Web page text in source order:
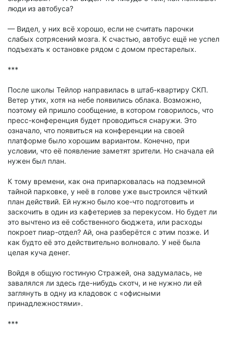
люди из автобуса?
— Видел, у них всё хорошо, если не считать парочки
слабых сотрясений мозга. К счастью, автобус ещё не успел
подъехать к остановке рядом с домом престарелых.
***
После школы Тейлор направилась в штаб-квартиру СКП.
Ветер утих, хотя на небе появились облака. Возможно,
поэтому ей пришло сообщение, в котором говорилось, что
пресс-конференция будет проводиться снаружи. Это
означало, что появиться на конференции на своей
платформе было хорошим вариантом. Конечно, при
условии, что её появление заметят зрители. Но сначала ей
нужен был план.
К тому времени, как она припарковалась на подземной
тайной парковке, у неё в голове уже выстроился чёткий
план действий. Ей нужно было кое-что подготовить и
заскочить в один из кафетериев за перекусом. Но будет ли
это вычтено из её собственного бюджета, или расходы
покроет пиар-отдел? Ай, она разберётся с этим позже. И
как будто её это действительно волновало. У неё была
целая куча денег.
Войдя в общую гостиную Стражей, она задумалась, не
завалялся ли здесь где-нибудь скотч, и не нужно ли ей
заглянуть в одну из кладовок с «офисными
принадлежностями».
***